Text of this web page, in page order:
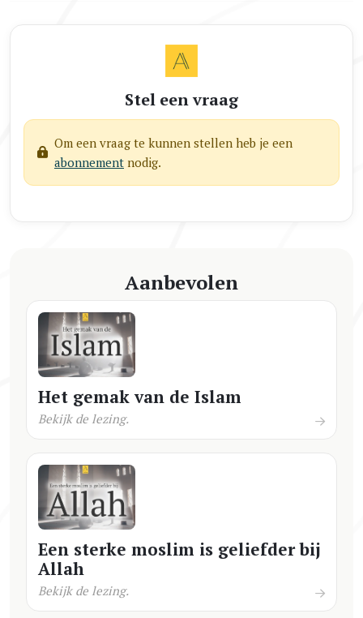
Stel een vraag
Om een vraag te kunnen stellen heb je een
abonnement nodig.
Aanbevolen
Het gemak van de Islam
Bekijk de lezing.
Een sterke moslim is geliefder bij
Allah
Bekijk de lezing.